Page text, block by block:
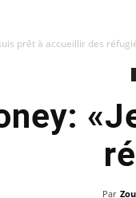
prêt à accueillir des
Par